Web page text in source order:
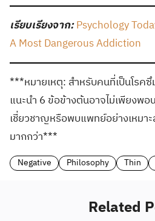
เรียบเรียงจาก:Psychology
A Most Dangerous Addiction
***หมายเหตุ: สำหรับคนที่เป็นโรค
แนะนำ 6 ข้อข้างต้นอาจไม่เพียงพ
เชี่ยวชาญหรือพบแพทย์อย่างเหมา
มากกว่า***
Negative Philosophy Thin
Related